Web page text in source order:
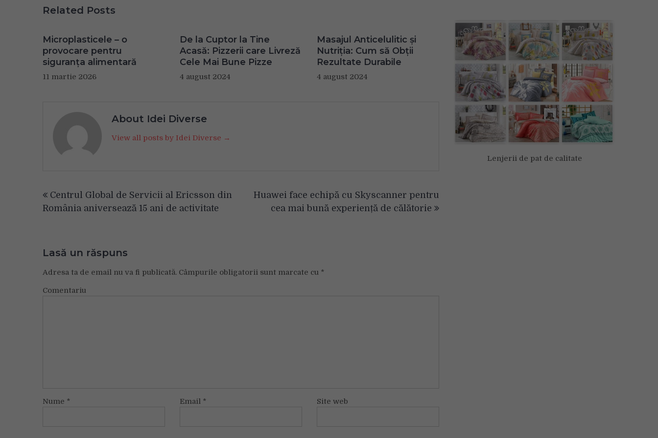
Related Posts
Microplasticele – o
provocare pentru
siguranța alimentară
11 martie 2026
De la Cuptor la Tine
Acasă: Pizzerii care Livreză
Cele Mai Bune Pizze
4 august 2024
Masajul Anticelulitic și
Nutriția: Cum să Obții
Rezultate Durabile
4 august 2024
About Idei Diverse
View all posts by Idei Diverse →
în
Centrul Global de Servicii al Ericsson din
România aniversează 15 ani de activitate
Huawei face echipă cu Skyscanner pentru
cea mai bună experiență de călătorie
Lasă un răspuns
Adresa ta de email nu va fi publicată. Câmpurile obligatorii sunt marcate cu *
Comentariu
Nume * Email * Site web
Lenjerii de pat de calitate